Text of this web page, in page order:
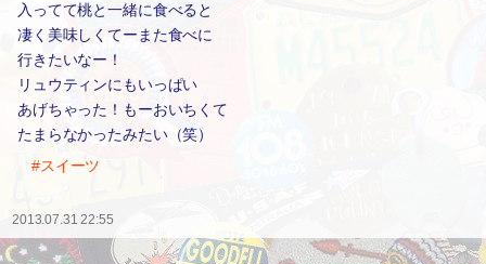
入ってて桃と一緒に食べると
凄く美味しくてーまた食べに
行きたいなー！
リュウティンにもいっぱい
あげちゃった！もーおいちくて
たまらなかったみたい（笑）
#スイーツ
2013.07.31 22:55